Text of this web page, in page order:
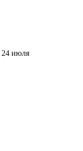
24 июля